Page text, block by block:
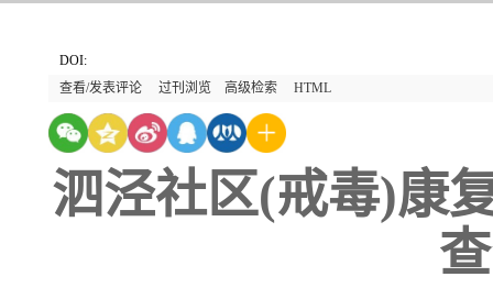
DOI:
查看/发表评论
过刊浏览 高级检索 HTML
泗泾社区(戒毒)康